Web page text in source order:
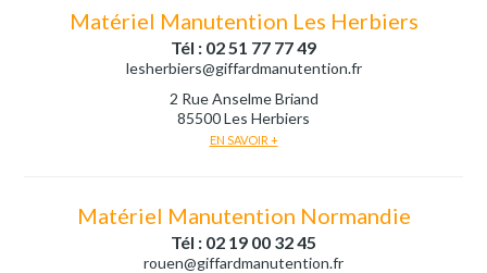
Matériel Manutention Les Herbiers
Tél : 02 51 77 77 49
lesherbiers@giffardmanutention.fr
2 Rue Anselme Briand
85500 Les Herbiers
EN SAVOIR +
Matériel Manutention Normandie
Tél : 02 19 00 32 45
rouen@giffardmanutention.fr